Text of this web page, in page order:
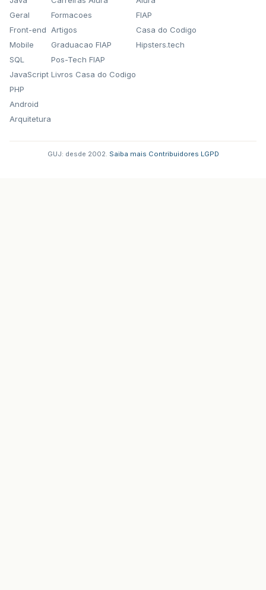
Geral
Front-end
Mobile
SQL
JavaScript
PHP
Android
Arquitetura
Formacoes
Artigos
Graduacao FIAP
Pos-Tech FIAP
Livros Casa do Codigo
FIAP
Casa do Codigo
Hipsters.tech
GUJ: desde 2002. Saiba mais Contribuidores LGPD